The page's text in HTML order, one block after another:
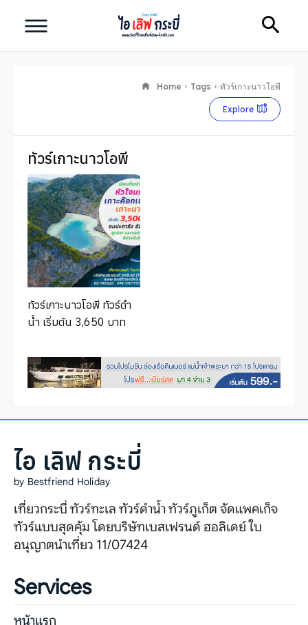
Search
ทัวร์กระบี่ คุณภาพดี
หน้าแรก
ทัวร์กระบี่
ที่เที่ยวกระบี่
ทัวร์ภูเก็ต
ทัวร์แสมสาร
บริการอื่นๆ
ภาพประทับใจ
Home Tags ทัวร์เกาะนาวโอพี
Explore
ทัวร์เกาะนาวโอพี
ทัวร์เกาะนาวโอพี ทัวร์ดำ
น้ำ เริ่มต้น 3,650 บาท
ไอ เลิฟ กระบี่
by Bestfriend Holiday
เที่ยวกระบี่ ทัวร์ทะเล ทัวร์ดำน้ำ ทัวร์ภูเก็ต จัดแพคเก็จ
ทัวร์แบบสุดคุ้ม โดยบริษัทเบสเฟรนด์ ฮอลิเดย์ ใบ
อนุญาตนำเที่ยว 11/07424
Services
หน้าแรก